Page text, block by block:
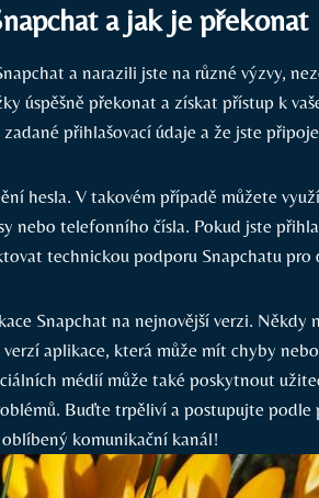
a jak je překonat
a narazili jste na různé výzvy,
úspěšně překonat a získat přístup k
přihlašovací údaje a že jste
hesla. V takovém případě můžete
nebo telefonního čísla. Pokud jste
technickou podporu Snapchatu pro
Snapchat na nejnovější verzi. Někdy
aplikace, která může mít chyby
médií může také poskytnout
Buďte trpěliví a postupujte podle
komunikační kanál!